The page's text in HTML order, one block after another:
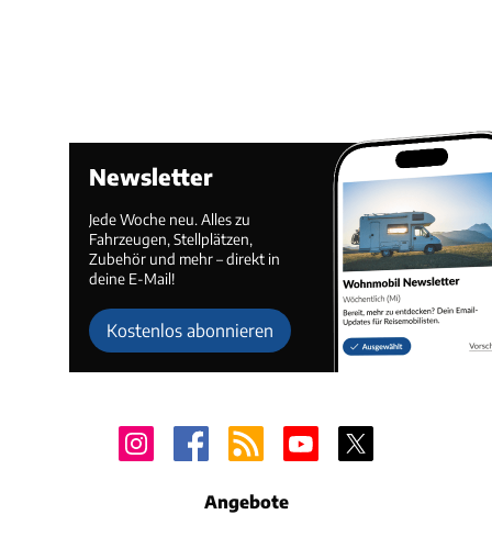
Newsletter
Jede Woche neu. Alles zu
Fahrzeugen, Stellplätzen,
Zubehör und mehr – direkt in
deine E-Mail!
Kostenlos abonnieren
Angebote